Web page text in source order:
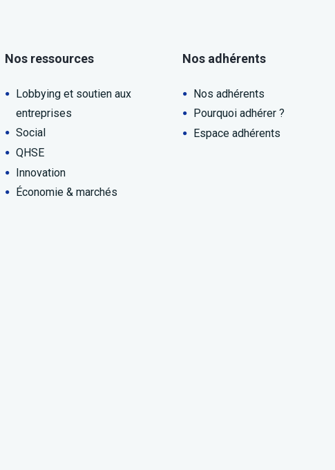
Nos ressources
Lobbying et soutien aux
entreprises
Social
QHSE
Innovation
Économie & marchés
Nos adhérents
Nos adhérents
Pourquoi adhérer ?
Espace adhérents